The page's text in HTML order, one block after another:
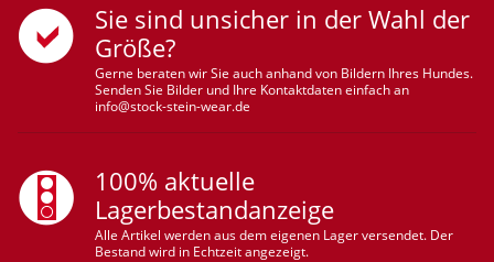
Sie sind unsicher in der Wahl der
Größe?
Gerne beraten wir Sie auch anhand von Bildern Ihres Hundes.
Senden Sie Bilder und Ihre Kontaktdaten einfach an
info@stock-stein-wear.de
100% aktuelle
Lagerbestandanzeige
Alle Artikel werden aus dem eigenen Lager versendet. Der
Bestand wird in Echtzeit angezeigt.